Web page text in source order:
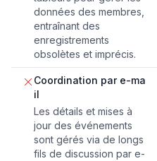
données des membres,
entraînant des
enregistrements
obsolètes et imprécis.
Coordination par e-ma
il
Les détails et mises à
jour des événements
sont gérés via de longs
fils de discussion par e-